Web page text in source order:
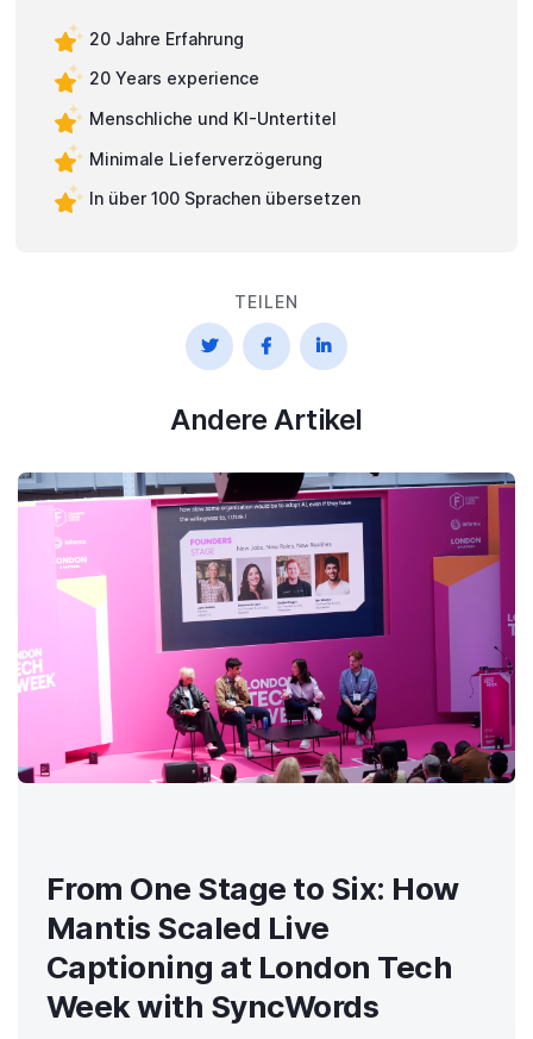
20 Jahre Erfahrung
20 Years experience
Menschliche und KI-Untertitel
Minimale Lieferverzögerung
In über 100 Sprachen übersetzen
TEILEN
  
Andere Artikel
From One Stage to Six: How
Mantis Scaled Live
Captioning at London Tech
Week with SyncWords